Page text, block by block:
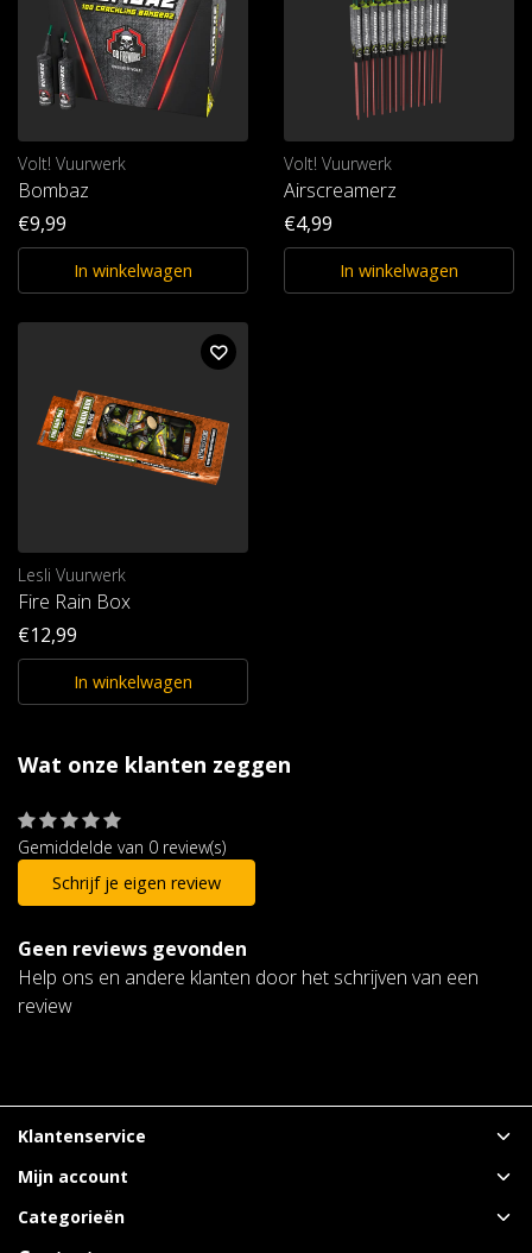
Volt! Vuurwerk
Bombaz
€9,99
In winkelwagen
Volt! Vuurwerk
Airscreamerz
€4,99
In winkelwagen
Lesli Vuurwerk
Fire Rain Box
€12,99
In winkelwagen
Wat onze klanten zeggen
Gemiddelde van 0 review(s)
Schrijf je eigen review
Geen reviews gevonden
Help ons en andere klanten door het schrijven van een
review
Klantenservice
Mijn account
Categorieën